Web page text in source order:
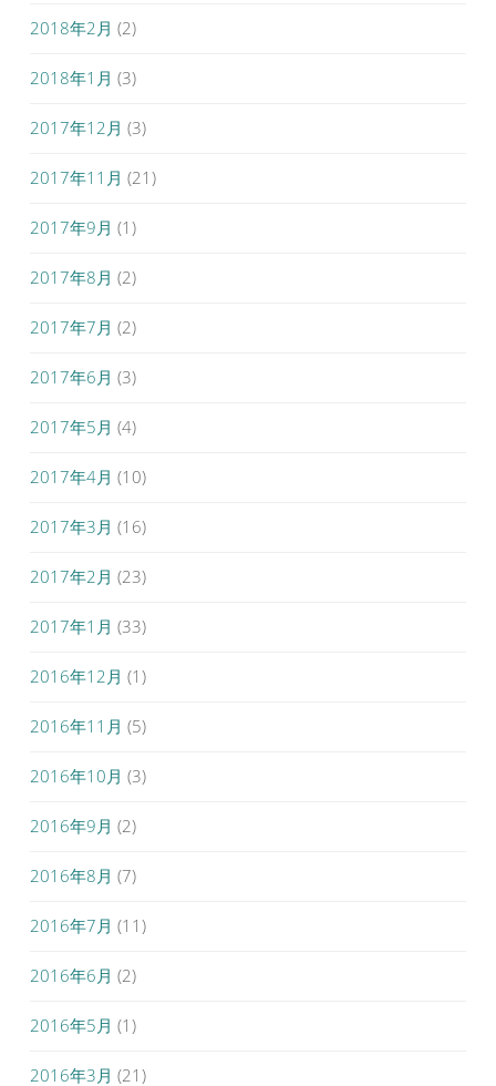
2018年2月 (2)
2018年1月 (3)
2017年12月 (3)
2017年11月 (21)
2017年9月 (1)
2017年8月 (2)
2017年7月 (2)
2017年6月 (3)
2017年5月 (4)
2017年4月 (10)
2017年3月 (16)
2017年2月 (23)
2017年1月 (33)
2016年12月 (1)
2016年11月 (5)
2016年10月 (3)
2016年9月 (2)
2016年8月 (7)
2016年7月 (11)
2016年6月 (2)
2016年5月 (1)
2016年3月 (21)